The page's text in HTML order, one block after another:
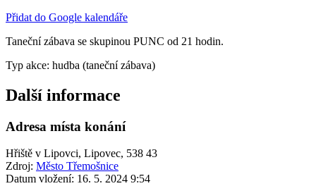
Přidat do Google kalendáře
Taneční zábava se skupinou PUNC od 21 hodin.
Typ akce: hudba (taneční zábava)
Další informace
Adresa místa konání
Hřiště v Lipovci, Lipovec, 538 43
Zdroj: Město Třemošnice
Datum vložení: 16. 5. 2024 9:54